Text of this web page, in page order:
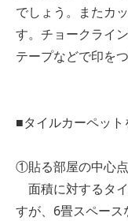
でしょう。またカ
す。チョークライ
テープなどで印を
■タイルカーペッ
①貼る部屋の中心
面積に対するタ
すが、6畳スペー